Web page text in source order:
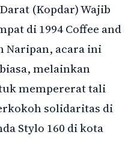
(Kopdar) Wajib
di 1994 Coffee and
Naripan, acara ini
melainkan
mempererat tali
solidaritas di
Stylo 160 di kota